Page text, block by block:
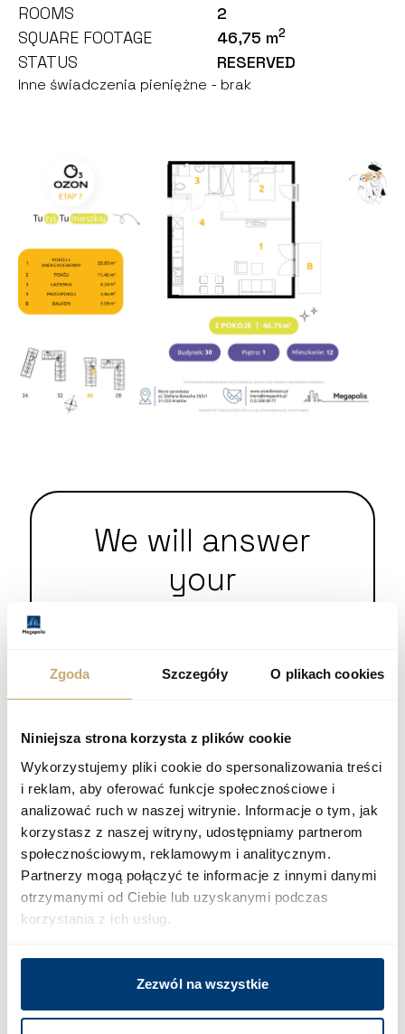
Zgoda Szczegóły O plikach cookies
Niniejsza strona korzysta z plików cookie
Wykorzystujemy pliki cookie do spersonalizowania treści
i reklam, aby oferować funkcje społecznościowe i
analizować ruch w naszej witrynie. Informacje o tym, jak
korzystasz z naszej witryny, udostępniamy partnerom
społecznościowym, reklamowym i analitycznym.
Partnerzy mogą połączyć te informacje z innymi danymi
otrzymanymi od Ciebie lub uzyskanymi podczas
korzystania z ich usług.
Zezwól na wszystkie
ROOMS
2
SQUARE FOOTAGE
46,75 m2
STATUS RESERVED
Inne świadczenia pieniężne - brak
We will answer
your
+48 12 300 00 77